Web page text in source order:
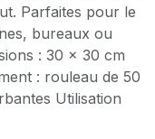
Parfaites pour le
bureaux ou
: 30 x 30 cm
: rouleau de 50
Utilisation